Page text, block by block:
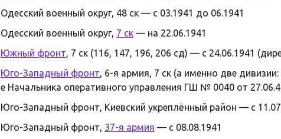
Одесский военный округ, 48 ск — с 03.1941 до 06.1941
Одесский военный округ, 7 ск — на 22.06.1941
Южный фронт, 7 ск (116, 147, 196, 206 сд) — с 24.06.1941
Юго-Западный фронт, 6-я армия, 7 ск (а именно две
е Начальника оперативного управления ГШ № 0040 от
Юго-Западный фронт, Киевский укреплённый район — с
Юго-Западный фронт, 37-я армия — с 08.08.1941